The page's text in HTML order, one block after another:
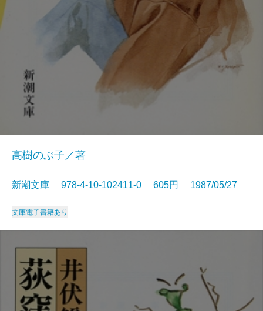
高樹のぶ子／著
新潮文庫 978-4-10-102411-0 605円 1987/05/27
文庫電子書籍あり